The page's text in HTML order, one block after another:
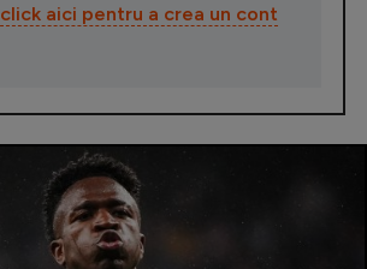
click aici pentru a crea un cont